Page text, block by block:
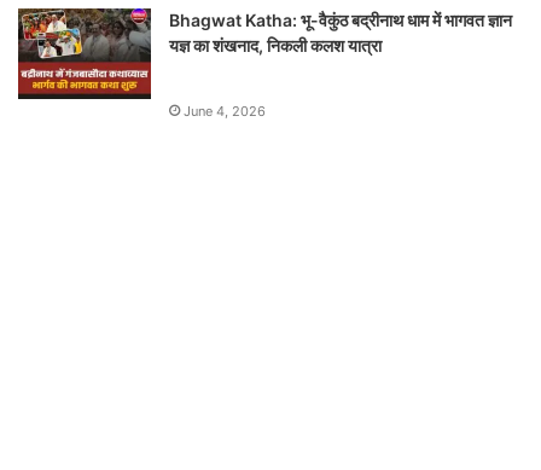
Bhagwat Katha: भू-वैकुंठ बद्रीनाथ धाम में भागवत ज्ञान
यज्ञ का शंखनाद, निकली कलश यात्रा
June 4, 2026